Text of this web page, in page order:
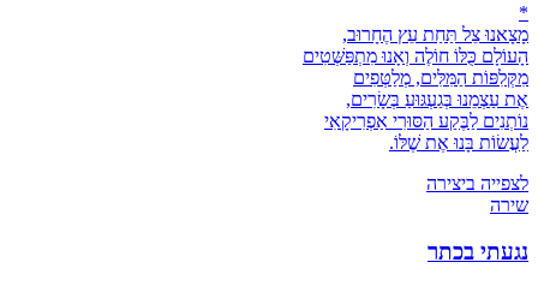
*
מָצָאנוּ צֵל תַּחַת עֵץ הֶחָרוּב,
הָעוֹלָם כֻּלּוֹ חוֹלֶה וְאָנוּ מִתְפַּשְּׁטִים
מִקְּלִפּוֹת הַמִּלִּים, מְלַטְּפִים
אֶת עַצְמֵנוּ בְּגַעְגּוּעַ בְּשָׂרִים,
נוֹתְנִים לַבֶּקַע הַסּוּרִי אַפְרִיקָאִי
לַעֲשׂוֹת בָּנוּ אֶת שֶׁלּוֹ.
לצפייה ביצירה
שירה
נגעתי בכתר